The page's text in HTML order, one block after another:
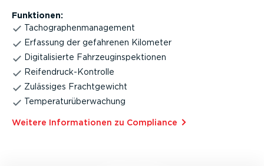
Funktionen:
Tacho­gra­phen­ma­nagement
Erfassung der gefahrenen Kilometer
Digita­li­sierte Fahrzeug­in­spek­tionen
Reifen­druck-­Kon­trolle
Zulässiges Fracht­ge­wicht
Tempe­ra­tur­über­wa­chung
Weitere Infor­ma­tionen zu Compliance⁠